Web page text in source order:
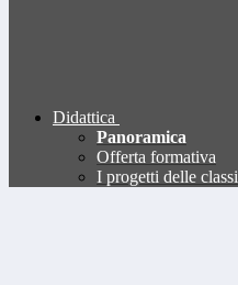
Didattica
Panoramica
Offerta formativa
I progetti delle classi